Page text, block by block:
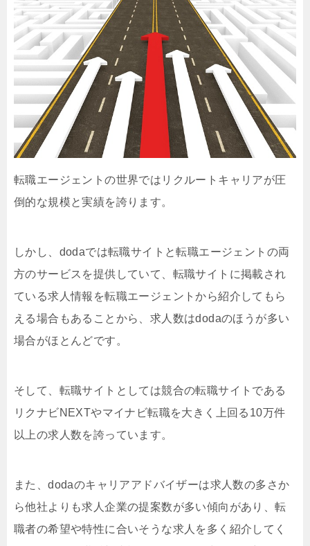
転職エージェントの世界ではリクルートキャリアが圧
倒的な規模と実績を誇ります。
しかし、dodaでは転職サイトと転職エージェントの両
方のサービスを提供していて、転職サイトに掲載され
ている求人情報を転職エージェントから紹介してもら
える場合もあることから、求人数はdodaのほうが多い
場合がほとんどです。
そして、転職サイトとしては競合の転職サイトである
リクナビNEXTやマイナビ転職を大きく上回る10万件
以上の求人数を誇っています。
また、dodaのキャリアアドバイザーは求人数の多さか
ら他社よりも求人企業の提案数が多い傾向があり、転
職者の希望や特性に合いそうな求人を多く紹介してく